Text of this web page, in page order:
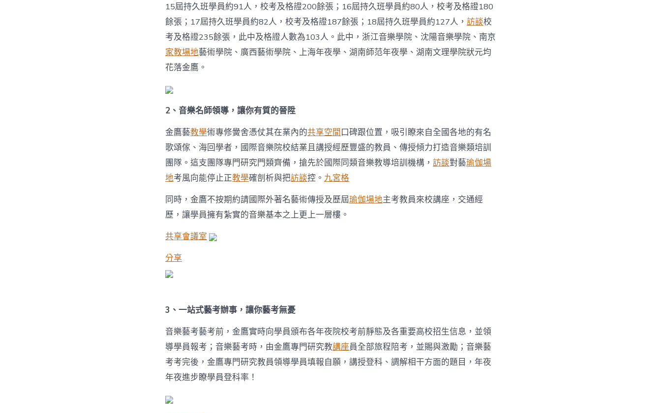
15屆持久班學員約91人，校考及格證200餘張；16屆持久班學員約80人，校考及格證180
餘張；17屆持久班學員約82人，校考及格證187餘張；18屆持久班學員約127人， 訪談校
考及格證235餘張，此中及格證人數為103人。此中，浙江音樂學院、沈陽音樂學院、南京
家教場地藝術學院、廣西藝術學院、上海年夜學、湖南師范年夜學、湖南文理學院狀元均
花落金鷹。
2、音樂名師領導，讓你有質的晉陞
金鷹藝教學術專修黌舍憑仗其在業內的共享空間 口碑跟位置，吸引瞭來自全國各地的有名
歌頌傢、海回學者，國際音樂院校結業且講授經歷豐盛的教員、傳授傾力打造音樂類培訓
團隊。這支團隊專門研究門類齊備，搶先於國際同類音樂教導培訓機構， 訪談對藝瑜伽場
地考風向能停止正教學確剖析與把訪談控。 九宮格
同時，金鷹不按期約請國際外著名藝術傳授及歷屆瑜伽場地主考教員來校講座，交通經
歷，讓學員擁有紮實的音樂基本之上更上一層樓。
共享會議室
分享
3、一站式藝考辦事，讓你藝考無憂
音樂藝考藝考前，金鷹實時向學員頒布各年夜院校考前靜態及各重要高校招生信息，並領
導學員報考；音樂藝考時，由金鷹專門研究教講座員全部旅程陪考，並賜與激勵；音樂藝
考考完後，金鷹專門研究教員領導學員填報自願，講授登科、調解相干方面的題目，年夜
年夜進步瞭學員登科率！